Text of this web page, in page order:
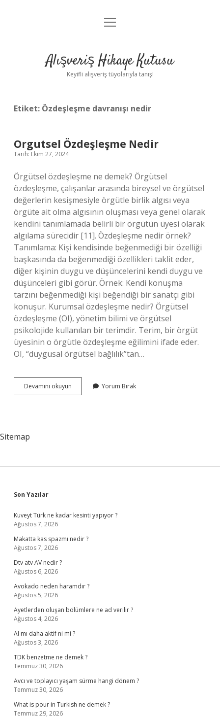
Anasayfa
Yasal Uyarı
menüyü
Alışveriş Hikaye Kutusu
Keyifli alışveriş tüyolarıyla tanış!
Etiket: Özdeşleşme davranışı nedir
Orgutsel Özdeşleşme Nedir
Tarih: Ekim 27, 2024
Örgütsel özdeşleşme ne demek? Örgütsel
özdeşleşme, çalışanlar arasında bireysel ve örgütsel
değerlerin kesişmesiyle örgütle birlik algısı veya
örgüte ait olma algısının oluşması veya genel olarak
kendini tanımlamada belirli bir örgütün üyesi olarak
algılama sürecidir [11]. Özdeşleşme nedir örnek?
Tanımlama: Kişi kendisinde beğenmediği bir özelliği
başkasında da beğenmediği özellikleri taklit eder,
diğer kişinin duygu ve düşüncelerini kendi duygu ve
düşünceleri gibi görür. Örnek: Kendi konuşma
tarzını beğenmediği kişi beğendiği bir sanatçı gibi
konuşur. Kurumsal özdeşleşme nedir? Örgütsel
özdeşleşme (OI), yönetim bilimi ve örgütsel
psikolojide kullanılan bir terimdir. Terim, bir örgüt
üyesinin o örgütle özdeşleşme eğilimini ifade eder.
OI, “duygusal örgütsel bağlılık”tan…
Devamını okuyun Orgutsel
Özdeşleşme
Yorum Bırak
Sitemap
Sidebar
Son Yazılar
Kuveyt Türk ne kadar kesinti yapıyor ?
Ağustos 7, 2026
Makatta kas spazmı nedir ?
Ağustos 7, 2026
Dtv atv AV nedir ?
Ağustos 6, 2026
Avokado neden haramdır ?
Ağustos 5, 2026
Ayetlerden oluşan bölümlere ne ad verilir ?
Ağustos 4, 2026
Al mı daha aktif ni mi ?
Ağustos 3, 2026
TDK benzetme ne demek ?
Temmuz 30, 2026
Avcı ve toplayıcı yaşam sürme hangi dönem ?
Temmuz 30, 2026
What is pour in Turkish ne demek ?
Temmuz 29, 2026